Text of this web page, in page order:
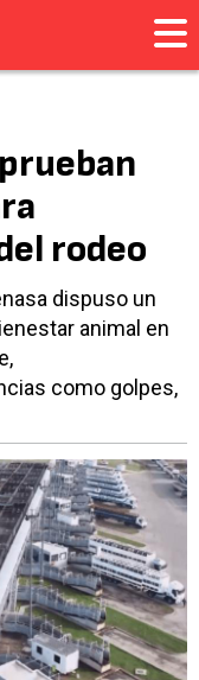
rodeo
dispuso un
animal en
como golpes,